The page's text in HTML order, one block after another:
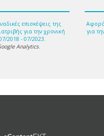
επισκέψεις της
για την χρονική
2018 - 07/2023.
Analytics.
για